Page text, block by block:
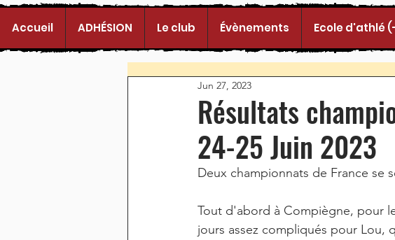
Accueil ADHÉSION Le club Évènements Ecole d'athlé
Résultats
24-25 Juin 2023
Jun 27, 2023
Deux championnats de France se
Tout d'abord à Compiègne, pour
jours assez compliqués pour Lou,